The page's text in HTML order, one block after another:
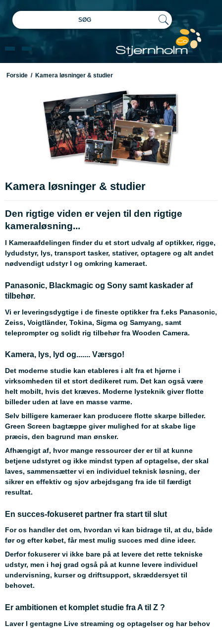
SØG
Forside / Kamera løsninger & studier
Kamera løsninger & studier
Den rigtige viden er vejen til den rigtige
kameraløsning...
I Kameraafdelingen finder du et stort udvalg af optikker, rigge,
lydudstyr, lys, transport tasker, stativer, optagere og alt andet
nødvendigt udstyr I og omkring kameraet.
Panasonic, Blackmagic og Sony samt kaskader af
tilbehør.
Vi er leveringsdygtige i de fineste optikker fra f.eks Panasonic,
Zeiss, Voigtländer, Tokina, Sigma og Samyang, samt
teleprompter og solidt rig tilbehør fra Wooden Camera.
Kamera, lys, lyd og....... Værsgo!
Det moderne studie kan etableres i alt fra et hjørne i
virksomheden til et stort dedikeret rum. Det kan også være
helt mobilt, hvis det kræves. Moderne lysteknik giver flotte
billeder uden at lave en masse varme.
Selv billigere kameraer kan producere flotte skarpe billeder.
Green Screen bagtæppe giver mulighed for at skabe lige
præcis, den bagrund man ønsker.
Afhængigt af, hvor mange ressourcer der er til at kunne
betjene udstyret og ikke mindst typen af optagelse, der skal
laves, sammensætter vi en individuel teknisk løsning, der
sikrer en effektiv og sjov arbejdsgang fra ide til færdigt
resultat.
En succes-fokuseret partner fra start til slut
For os handler det om, hvordan vi kan bidrage til, at du, både
før og efter købet, får mest mulig succes med dine ideer.
Derfor fokuserer vi ikke bare på at levere det rette tekniske
udstyr, men i høj grad også på at kunne levere individuel
undervisning, kurser og driftsupport, skræddersyet til
behovet.
Er ambitionen et komplet studie fra A til Z ?
Laver I gentagne Live streaming og optagelser og har behov